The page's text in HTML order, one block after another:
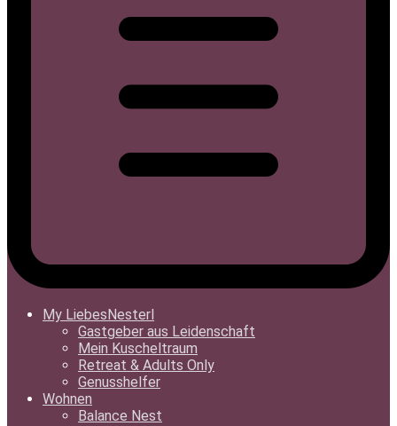
My LiebesNesterl
Gastgeber aus Leidenschaft
Mein Kuscheltraum
Retreat & Adults Only
Genusshelfer
Wohnen
Balance Nest